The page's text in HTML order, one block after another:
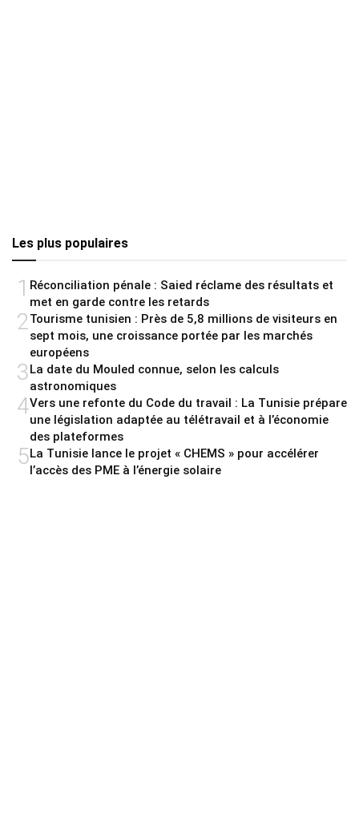
Les plus populaires
1 Réconciliation pénale : Saied réclame des résultats et
met en garde contre les retards
2Tourisme tunisien : Près de 5,8 millions de visiteurs en
sept mois, une croissance portée par les marchés
européens
3La date du Mouled connue, selon les calculs
astronomiques
4Vers une refonte du Code du travail : La Tunisie prépare
une législation adaptée au télétravail et à l’économie
des plateformes
5La Tunisie lance le projet « CHEMS » pour accélérer
l’accès des PME à l’énergie solaire